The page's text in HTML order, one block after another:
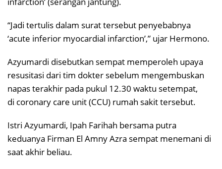
“Jadi tertulis dalam surat tersebut penyebabnya
‘acute inferior myocardial infarction’,” ujar Hermono.
Azyumardi disebutkan sempat memperoleh upaya
resusitasi dari tim dokter sebelum mengembuskan
napas terakhir pada pukul 12.30 waktu setempat,
di coronary care unit (CCU) rumah sakit tersebut.
Istri Azyumardi, Ipah Farihah bersama putra
keduanya Firman El Amny Azra sempat menemani di
saat akhir beliau.